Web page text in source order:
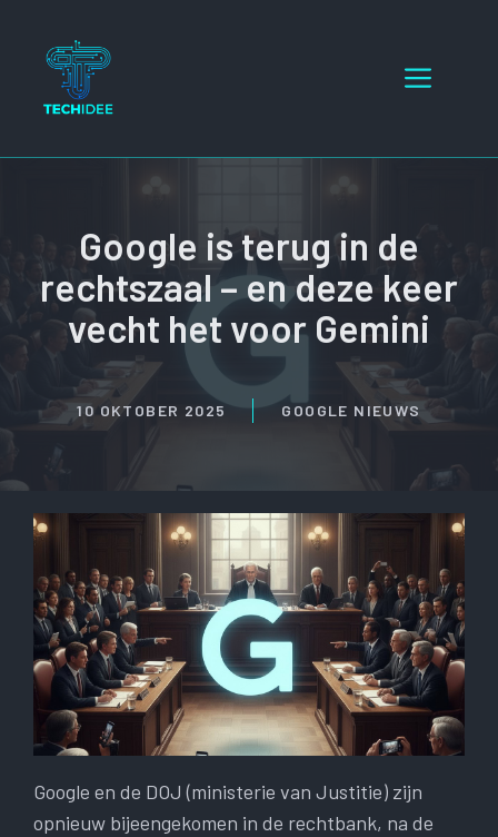
inhoud
Menu
Google is terug in de
rechtszaal – en deze keer
vecht het voor Gemini
10 OKTOBER 2025 GOOGLE NIEUWS
Google en de DOJ (ministerie van Justitie) zijn
opnieuw bijeengekomen in de rechtbank, na de